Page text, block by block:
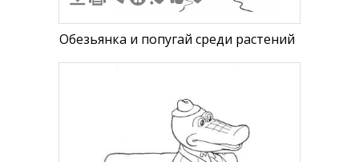
Обезьянка и попугай среди растений